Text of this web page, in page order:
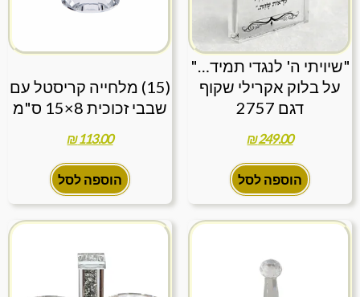
"שיויתי ה' לנגדי תמיד…"
על בלוק אקרילי שקוף
דגם 2757
₪249.00
הוספה לסל
(15) מלחייה קריסטל עם
שבבי זכוכית 8×15 ס"מ
₪113.00
הוספה לסל